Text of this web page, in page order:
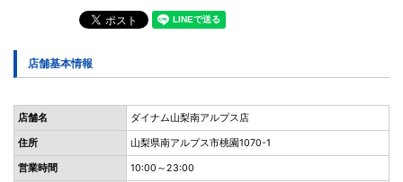
店舗基本情報
店舗名 ダイナム山梨南アルプス店
住所 山梨県南アルプス市桃園1070-1
営業時間 10:00～23:00